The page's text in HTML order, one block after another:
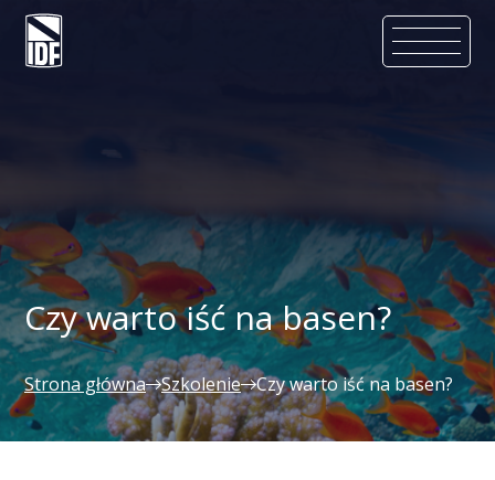
Czy warto iść na basen?
Strona główna Szkolenie Czy warto iść na basen?